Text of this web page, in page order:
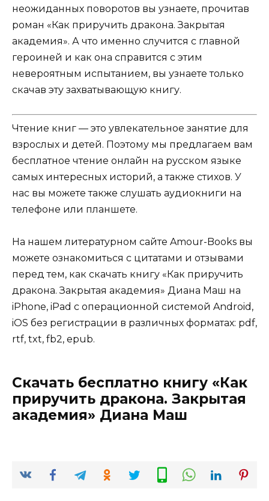
неожиданных поворотов вы узнаете, прочитав
роман «Как приручить дракона. Закрытая
академия». А что именно случится с главной
героиней и как она справится с этим
невероятным испытанием, вы узнаете только
скачав эту захватывающую книгу.
Чтение книг — это увлекательное занятие для
взрослых и детей. Поэтому мы предлагаем вам
бесплатное чтение онлайн на русском языке
самых интересных историй, а также стихов. У
нас вы можете также слушать аудиокниги на
телефоне или планшете.
На нашем литературном сайте Amour-Books вы
можете ознакомиться с цитатами и отзывами
перед тем, как скачать книгу «Как приручить
дракона. Закрытая академия» Диана Маш на
iPhone, iPad с операционной системой Android,
iOS без регистрации в различных форматах: pdf,
rtf, txt, fb2, epub.
Скачать бесплатно книгу «Как
приручить дракона. Закрытая
академия» Диана Маш